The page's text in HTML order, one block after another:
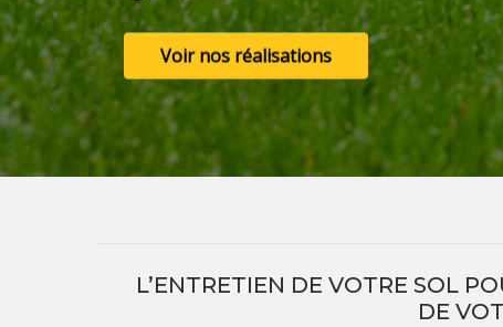
Voir nos réalisations
L’ENTRETIEN DE VOTRE SOL
DE